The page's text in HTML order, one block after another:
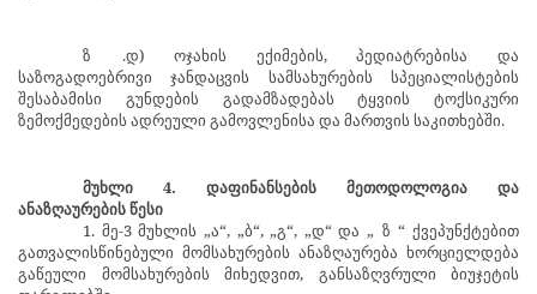
ზ
.დ) ოჯახის ექიმების, პედიატრებისა და
საზოგადოებრივი ჯანდაცვის სამსახურების სპეციალისტების
შესაბამისი გუნდების გადამზადებას ტყვიის ტოქსიკური
ზემოქმედების ადრეული გამოვლენისა და მართვის საკითხებში.
მუხლი 4. დაფინანსების მეთოდოლოგია და
ანაზღაურების წესი
1. მე-3 მუხლის „ა“, „ბ“, „გ“, „დ“ და „ ზ “ ქვეპუნქტებით
გათვალისწინებული მომსახურების ანაზღაურება ხორციელდება
გაწეული მომსახურების მიხედვით, განსაზღვრული ბიუჯეტის